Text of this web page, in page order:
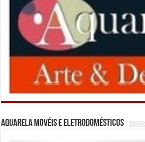
Aquarela Movéis e Eletrodomésticos